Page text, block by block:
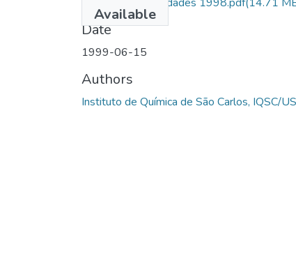
Available
Date
1999-06-15
Authors
Instituto de Química de São Carlos, IQSC/